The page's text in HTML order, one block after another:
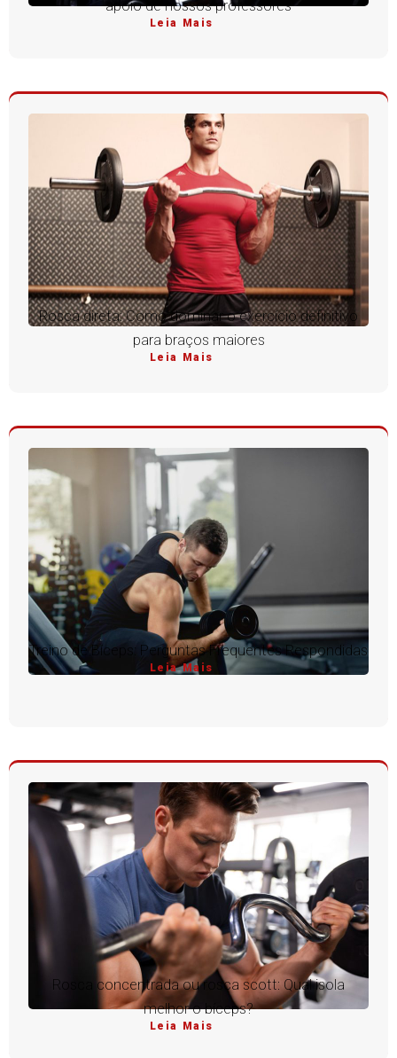
apoio de nossos professores
Leia Mais
Rosca direta: Como dominar o exercício definitivo
para braços maiores
Leia Mais
Treino de Bíceps: Perguntas Frequentes Respondidas
Leia Mais
Rosca concentrada ou rosca scott: Qual isola
melhor o bíceps?
Leia Mais